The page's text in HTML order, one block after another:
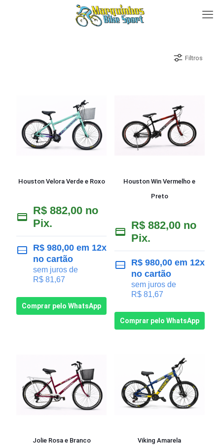
Filtros
Houston Velora Verde e Roxo
R$ 882,00 no
Pix.
R$ 980,00 em 12x
no cartão
sem juros de
R$ 81,67
Comprar pelo WhatsApp
Houston Win Vermelho e
Preto
R$882,00 no
Pix.
R$980,00em 12x
no cartão
sem juros de
R$81,67
Comprar pelo WhatsApp
Jolie Rosa e Branco Viking Amarela